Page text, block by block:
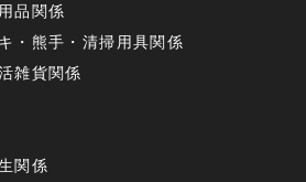
品関係
・熊手・清掃用具関係
雑貨関係
関係